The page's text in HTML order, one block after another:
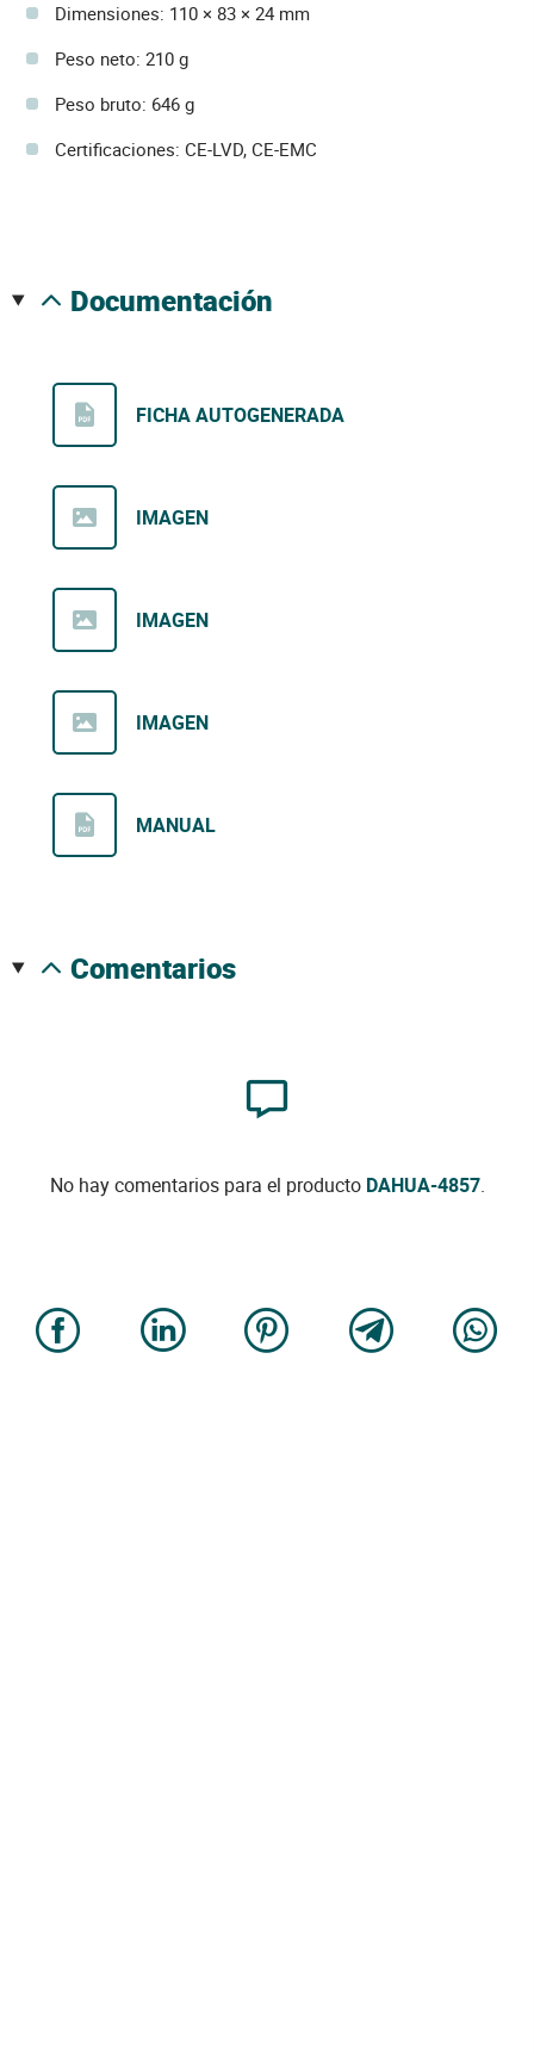
Dimensiones: 110 × 83 × 24 mm
Peso neto: 210 g
Peso bruto: 646 g
Certificaciones: CE-LVD, CE-EMC
documentación
FICHA AUTOGENERADA
IMAGEN
IMAGEN
IMAGEN
MANUAL
comentarios
No hay comentarios para el producto DAHUA-4857.